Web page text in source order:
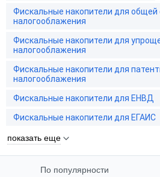
Фискальные накопители для общей
налогооблажения
Фискальные накопители для
налогооблажения
Фискальные накопители для
налогооблажения
Фискальные накопители для ЕНВД
Фискальные накопители для ЕГАИС
показать еще
По популярности